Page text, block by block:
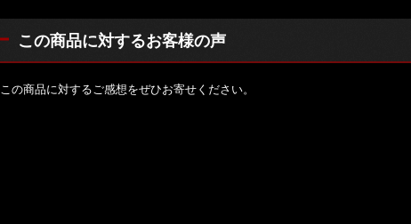
この商品に対するお客様の声
この商品に対するご感想をぜひお寄せください。